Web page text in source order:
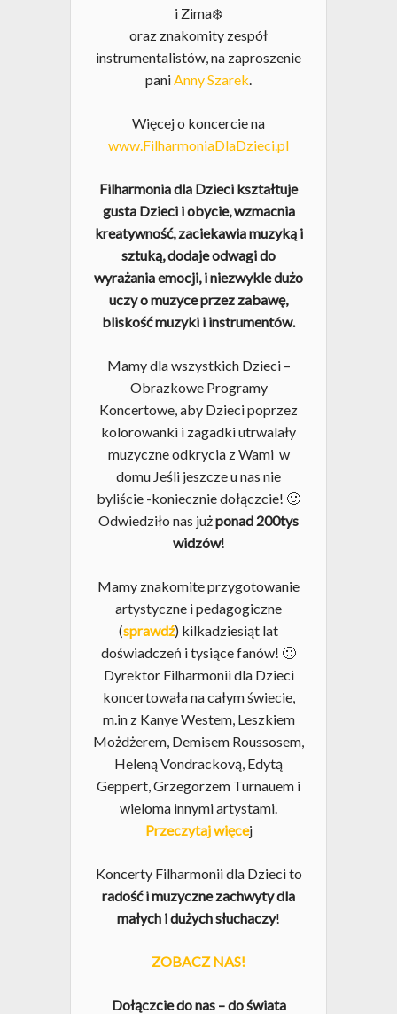
i Zima❄️
oraz znakomity zespół
instrumentalistów, na zaproszenie
paniAnny Szarek.
Więcej o koncercie na
www.FilharmoniaDlaDzieci.pl
Filharmonia dla Dzieci kształtuje
gusta Dzieci i obycie, wzmacnia
kreatywność, zaciekawia muzyką i
sztuką, dodaje odwagi do
wyrażania emocji, i niezwykle dużo
uczy o muzyce przez zabawę,
bliskość muzyki i instrumentów.
Mamy dla wszystkich Dzieci –
Obrazkowe Programy
Koncertowe, aby Dzieci poprzez
kolorowanki i zagadki utrwalały
muzyczne odkrycia z Wami w
domu Jeśli jeszcze u nas nie
byliście -koniecznie dołączcie! 🙂
Odwiedziło nas jużponad 200tys
widzów!
Mamy znakomite przygotowanie
artystyczne i pedagogiczne
(sprawdź) kilkadziesiąt lat
doświadczeń i tysiące fanów! 🙂
Dyrektor Filharmonii dla Dzieci
koncertowała na całym świecie,
m.in z Kanye Westem, Leszkiem
Możdżerem, Demisem Roussosem,
Heleną Vondrackovą, Edytą
Geppert, Grzegorzem Turnauem i
wieloma innymi artystami.
Przeczytaj więcej
Koncerty Filharmonii dla Dzieci to
radość i muzyczne zachwyty dla
małych i dużych słuchaczy!
ZOBACZ NAS!
Dołączcie do nas – do świata